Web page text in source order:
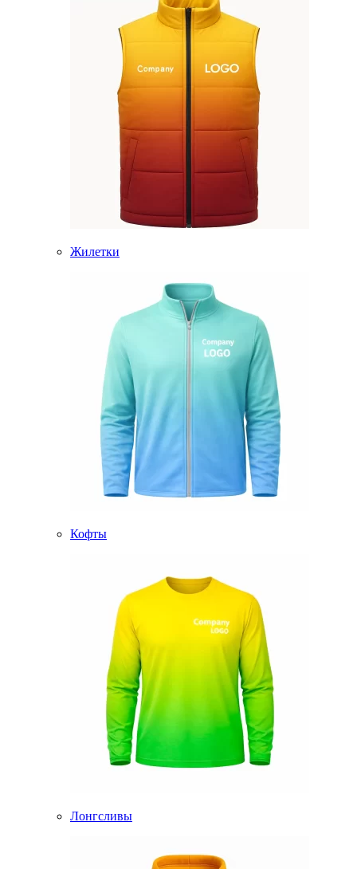
Жилетки
Кофты
Лонгсливы